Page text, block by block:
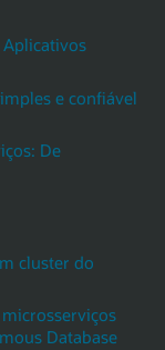
Aplicativos
e confiável
De
cluster do
Database